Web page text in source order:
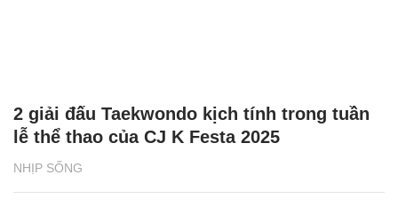
NHỊP SỐNG
2 giải đấu Taekwondo kịch tính trong tuần
lễ thể thao của CJ K Festa 2025